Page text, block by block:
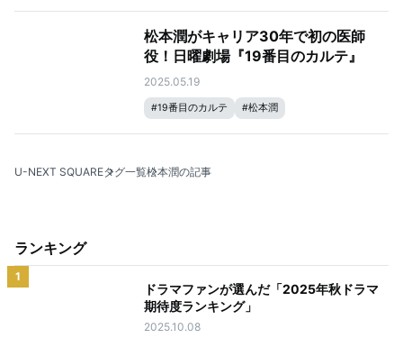
松本潤がキャリア30年で初の医師
役！日曜劇場『19番目のカルテ』
2025.05.19
#19番目のカルテ #松本潤
U-NEXT SQUAREタグ一覧松本潤の記事
ランキング
1
ドラマファンが選んだ「2025年秋ドラマ
期待度ランキング」
2025.10.08